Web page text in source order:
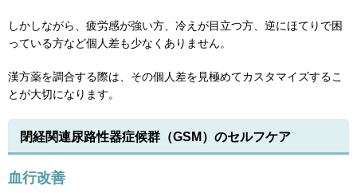
しかしながら、疲労感が強い方、冷えが目立つ方、逆にほてりで困
っている方など個人差も少なくありません。
漢方薬を調合する際は、その個人差を見極めてカスタマイズするこ
とが大切になります。
閉経関連尿路性器症候群（GSM）のセルフケア
血行改善